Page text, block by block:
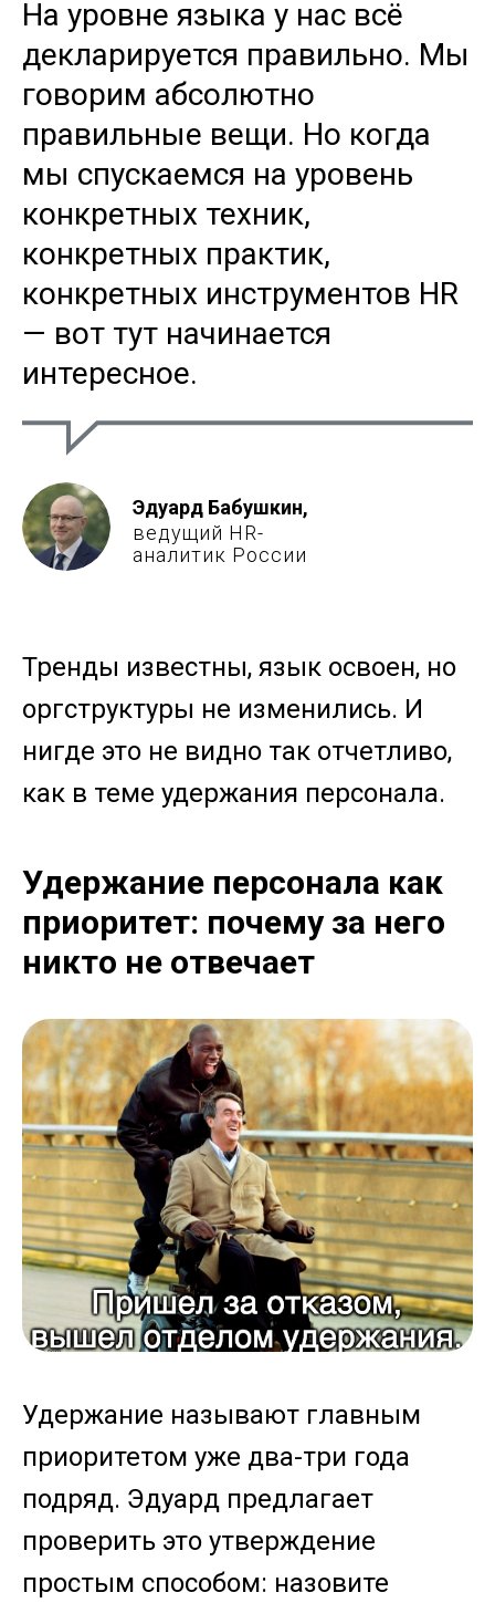
На уровне языка у нас всё
декларируется правильно. Мы
говорим абсолютно
правильные вещи. Но когда
мы спускаемся на уровень
конкретных техник,
конкретных практик,
конкретных инструментов HR
— вот тут начинается
интересное.
Эдуард Бабушкин,
ведущий HR-
аналитик России
Тренды известны, язык освоен, но
оргструктуры не изменились. И
нигде это не видно так отчетливо,
как в теме удержания персонала.
Удержание персонала как
приоритет: почему за него
никто не отвечает
Удержание называют главным
приоритетом уже два-три года
подряд. Эдуард предлагает
проверить это утверждение
простым способом: назовите